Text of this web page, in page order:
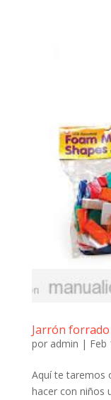
Jarrón
por admin | Feb
Aquí te taremos
hacer con niños